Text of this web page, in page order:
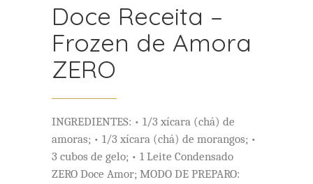
Doce Receita –
Frozen de Amora
ZERO
INGREDIENTES: • 1/3 xícara (chá) de
amoras; • 1/3 xícara (chá) de morangos; •
3 cubos de gelo; • 1 Leite Condensado
ZERO Doce Amor; MODO DE PREPARO: